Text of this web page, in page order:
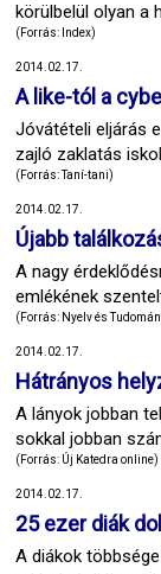
körülbelül olyan a
(Forrás: Index)
2014.02.17.
A like-tól a
Jóvátételi eljárás
zajló zaklatás
(Forrás: Taní-tani)
2014.02.17.
Újabb
A nagy
emlékének
(Forrás: Nyelv és
2014.02.17.
Hátrányos
A lányok jobban
sokkal jobban
(Forrás: Új Katedra online)
2014.02.17.
25 ezer diák
A diákok